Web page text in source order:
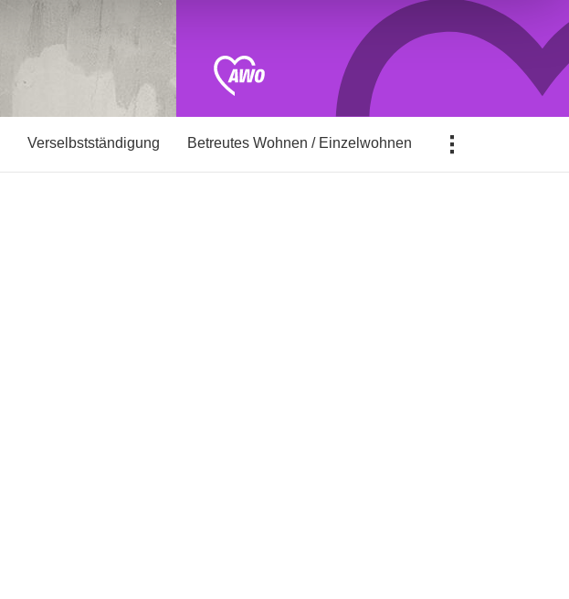
Verselbstständigung Betreutes Wohnen / Einzelwohnen ...